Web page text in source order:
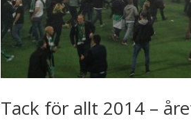
Tack för allt 2014 –